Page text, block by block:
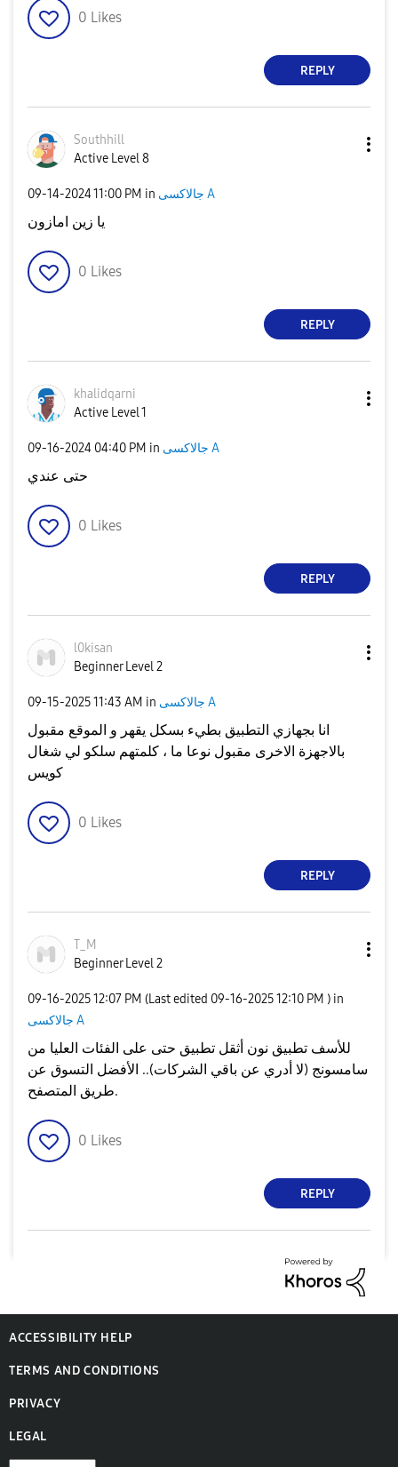
0 Likes
REPLY
Southhill
Active Level 8
‎09-14-202411:00 PM in جالاكسى A
يا زين امازون
0 Likes
REPLY
khalidqarni
Active Level 1
‎09-16-2024 04:40 PM in جالاكسى A
حتى عندي
0 Likes
REPLY
l0kisan
Beginner Level 2
‎09-15-202511:43 AM in جالاكسى A
انا بجهازي التطبيق بطيء بسكل يقهر و الموقع مقبول
بالاجهزة الاخرى مقبول نوعا ما ، كلمتهم سلكو لي شغال
كويس
0 Likes
REPLY
T_M
Beginner Level 2
‎09-16-202512:07 PM (Last edited ‎09-16-202512:10 PM ) in
جالاكسى A
للأسف تطبيق نون أثقل تطبيق حتى على الفئات العليا من
سامسونج (لا أدري عن باقي الشركات).. الأفضل التسوق عن
طريق المتصفح.
0 Likes
REPLY
ACCESSIBILITY HELP
TERMS AND CONDITIONS
PRIVACY
LEGAL